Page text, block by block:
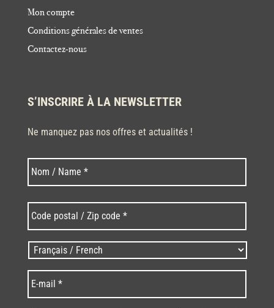
Mon compte
Conditions générales de ventes
Contactez-nous
S’INSCRIRE À LA NEWSLETTER
Ne manquez pas nos offres et actualités !
Nom * Nom
postal
/
Zip
code
* *
Langues
/
Language *
mail *